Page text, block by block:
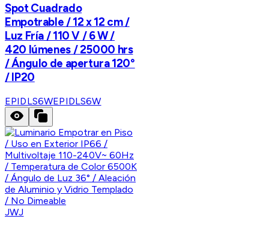
Spot Cuadrado
Empotrable / 12 x 12 cm /
Luz Fría / 110 V / 6 W /
420 lúmenes / 25000 hrs
/ Ángulo de apertura 120°
/ IP20
EPIDLS6WEPIDLS6W
JWJ